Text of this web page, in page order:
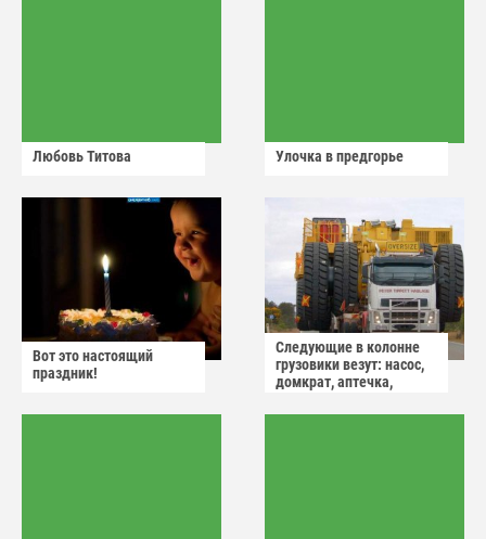
Любовь Титова Улочка в предгорье
Вот это настоящий
праздник!
Следующие в колонне
грузовики везут: насос,
домкрат, аптечка,